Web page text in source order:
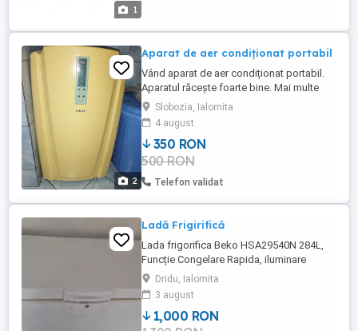
1
2
Aparat de aer condiționat portabil
Vând aparat de aer condiționat portabil.
Aparatul răcește foarte bine. Mai multe
detalii la telefon.
Slobozia, Ialomita
4 august
350 RON
500 RON
Telefon validat
Ladă Frigirifică
Lada frigorifica Beko HSA29540N 284L,
Funcție Congelare Rapida, iluminare
interioara, izolație densa H 86 cm, Culoare
Alb. funcționează foarte bine, o am de 4
ani , mai are un an garanție. nu o mai
folosesc.
Dridu, Ialomita
3 august
1,000 RON